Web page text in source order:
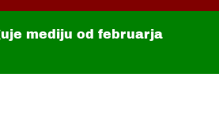
mediju od februarja